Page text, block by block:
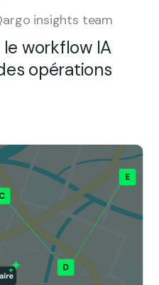
insights team
workflow IA
opérations